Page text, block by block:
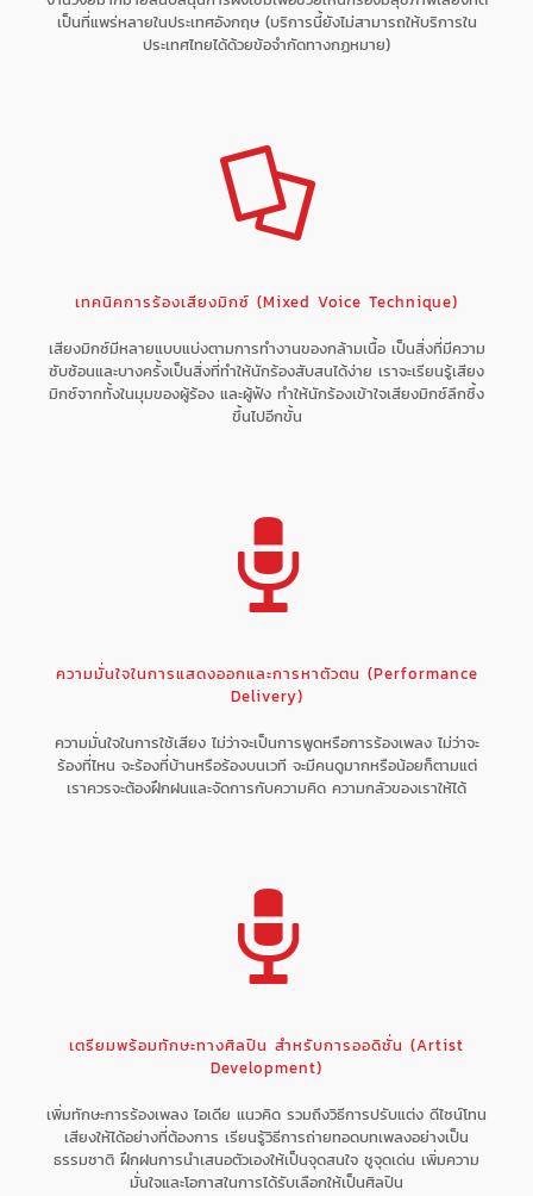
เป็นที่แพร่หลายในประเทศอังกฤษ (บริการนี้ยังไม่สามารถให้บริการใน
ประเทศไทยได้ด้วยข้อจำกัดทางกฏหมาย)
เทคนิคการร้องเสียงมิกซ์ (Mixed Voice Technique)
เสียงมิกซ์มีหลายแบบแบ่งตามการทำงานของกล้ามเนื้อ เป็นสิ่งที่มีความ
ซับซ้อนและบางครั้งเป็นสิ่งที่ทำให้นักร้องสับสนได้ง่าย เราจะเรียนรู้เสียง
มิกซ์จากทั้งในมุมของผู้ร้อง และผู้ฟัง ทำให้นักร้องเข้าใจเสียงมิกซ์ลึกซึ้ง
ขึ้นไปอีกขั้น
ความมั่นใจในการแสดงออกและการหาตัวตน (Performance
Delivery)
ความมั่นใจในการใช้เสียง ไม่ว่าจะเป็นการพูดหรือการร้องเพลง ไม่ว่าจะ
ร้องที่ไหน จะร้องที่บ้านหรือร้องบนเวที จะมีคนดูมากหรือน้อยก็ตามแต่
เราควรจะต้องฝึกฝนและจัดการกับความคิด ความกลัวของเราให้ได้
เตรียมพร้อมทักษะทางศิลปิน สำหรับการออดิชั่น (Artist
Development)
เพิ่มทักษะการร้องเพลง ไอเดีย แนวคิด รวมถึงวิธีการปรับแต่ง ดีไซน์โทน
เสียงให้ได้อย่างที่ต้องการ เรียนรู้วิธีการถ่ายทอดบทเพลงอย่างเป็น
ธรรมชาติ ฝึกฝนการนำเสนอตัวเองให้เป็นจุดสนใจ ชูจุดเด่น เพิ่มความ
มั่นใจและโอกาสในการได้รับเลือกให้เป็นศิลปิน